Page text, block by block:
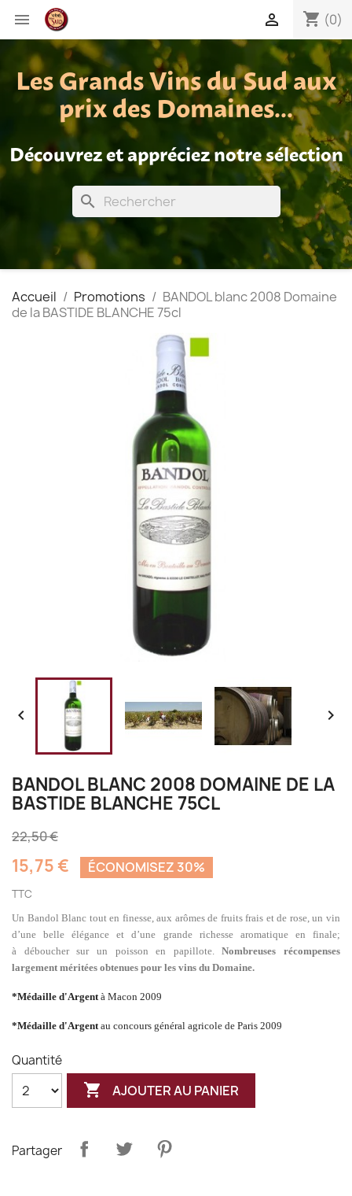
 shopping_cart (0)

Les Grands Vins du Sud aux
prix des Domaines...
Découvrez et appréciez notre sélection
search
Accueil Promotions
BANDOL blanc 2008 Domaine
de la BASTIDE BLANCHE 75cl
 
BANDOL BLANC 2008 DOMAINE DE LA
BASTIDE BLANCHE 75CL
22,50 €
15,75 € ÉCONOMISEZ 30%
TTC
Un Bandol Blanc tout en finesse, aux arômes de fruits frais et de rose, un vin
d’une belle élégance et d’une grande richesse aromatique en finale;
à déboucher sur un poisson en papillote.Nombreuses récompenses
largement méritées obtenues pour les vins du Domaine.
*Médaille d'Argentà Macon 2009
*Médaille d'Argentau concours général agricole de Paris 2009
Quantité
 AJOUTER AU PANIER
Partager